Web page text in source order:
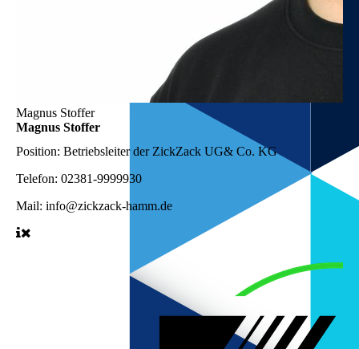
Magnus Stoffer
Magnus Stoffer
Position: Betriebsleiter der ZickZack UG& Co. KG
Telefon: 02381-9999930
Mail: info@zickzack-hamm.de